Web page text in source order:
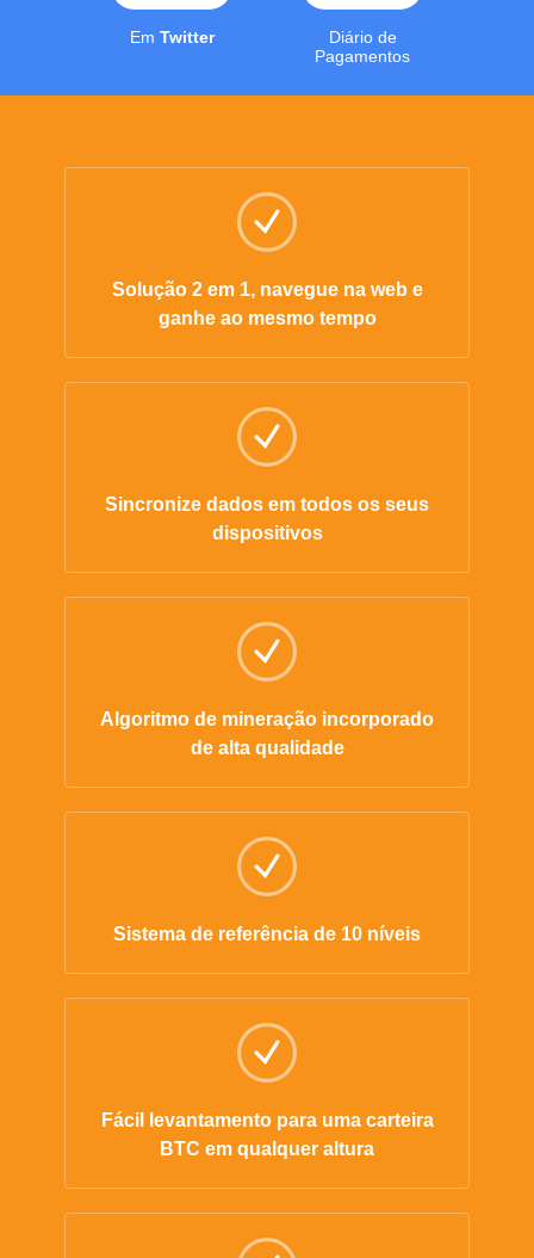
Em Twitter
Diário de
Pagamentos
Solução 2 em 1, navegue na web e
ganhe ao mesmo tempo
Sincronize dados em todos os seus
dispositivos
Algoritmo de mineração incorporado
de alta qualidade
Sistema de referência de 10 níveis
Fácil levantamento para uma carteira
BTC em qualquer altura